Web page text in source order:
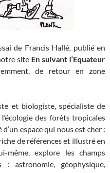
de Francis Hallé, publié en
site En suivant l’Equateur
de retour en zone
et biologiste, spécialiste de
des forêts tropicales
espace qui nous est cher :
de références et illustré en
même, explore les champs
astronomie, géophysique,